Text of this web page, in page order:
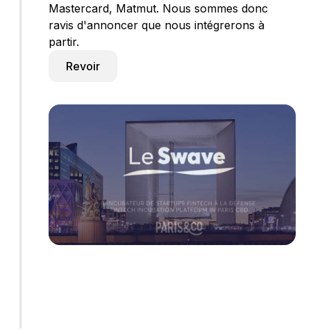
Mastercard, Matmut. Nous sommes donc
ravis d'annoncer que nous intégrerons à
partir.
Revoir